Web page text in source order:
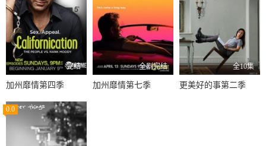
完结
加州靡情第四季
全剧完结
加州靡情第七季
全10集
更美好的事第二季
0.0